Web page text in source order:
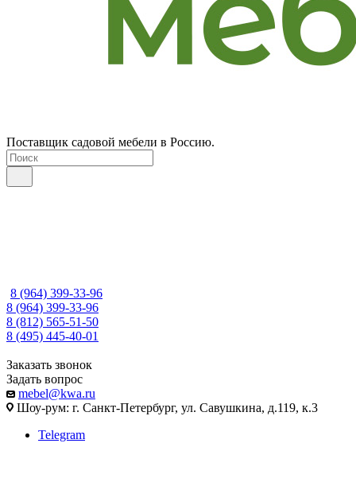
Поставщик садовой мебели в Россию.
8 (964) 399-33-96
8 (964) 399-33-96
8 (812) 565-51-50
8 (495) 445-40-01
Заказать звонок
Задать вопрос
mebel@kwa.ru
Шоу-рум: г. Санкт-Петербург, ул. Савушкина, д.119, к.3
Telegram